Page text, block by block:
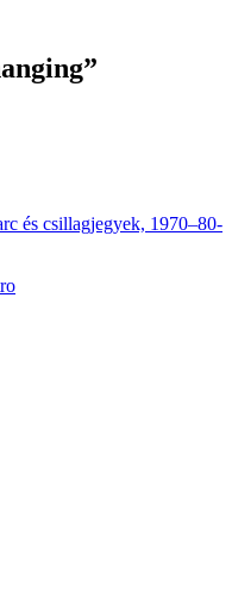
és csillagjegyek, 1970–80-